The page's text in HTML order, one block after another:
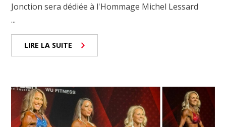
Jonction sera dédiée à l'Hommage Michel Lessard
...
LIRE LA SUITE